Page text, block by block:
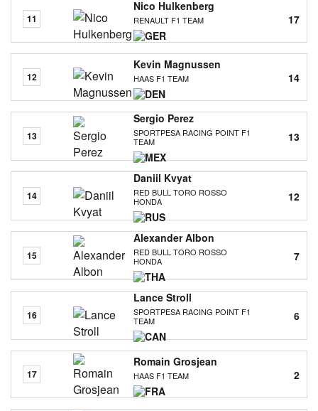
11
Nico Hulkenberg
RENAULT F1 TEAM 17
12
Kevin Magnussen
HAAS F1 TEAM 14
13
Sergio Perez
SPORTPESA RACING POINT F1
TEAM
13
14
Daniil Kvyat
RED BULL TORO ROSSO
HONDA
12
15
Alexander Albon
RED BULL TORO ROSSO
HONDA
7
16
Lance Stroll
SPORTPESA RACING POINT F1
TEAM
6
17
Romain Grosjean
HAAS F1 TEAM 2